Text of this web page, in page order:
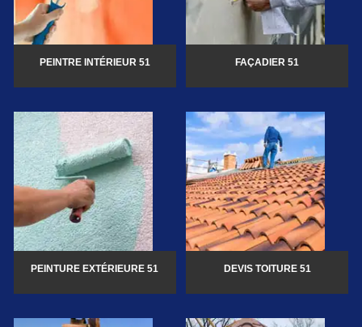
PEINTRE INTÉRIEUR 51 FAÇADIER 51
PEINTURE EXTÉRIEURE 51 DEVIS TOITURE 51